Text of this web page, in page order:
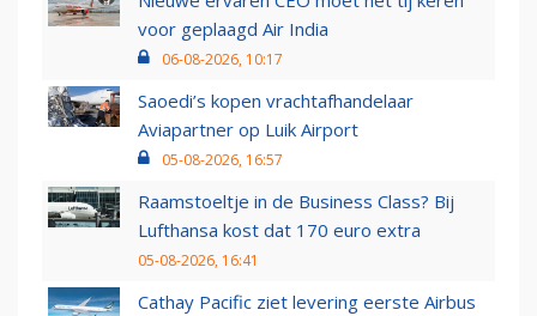
voor geplaagd Air India
06-08-2026, 10:17
Saoedi’s kopen vrachtafhandelaar
Aviapartner op Luik Airport
05-08-2026, 16:57
Raamstoeltje in de Business Class? Bij
Lufthansa kost dat 170 euro extra
05-08-2026, 16:41
Cathay Pacific ziet levering eerste Airbus